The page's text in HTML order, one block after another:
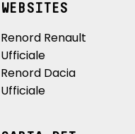
WEBSITES
Renord Renault
Ufficiale
Renord Dacia
Ufficiale